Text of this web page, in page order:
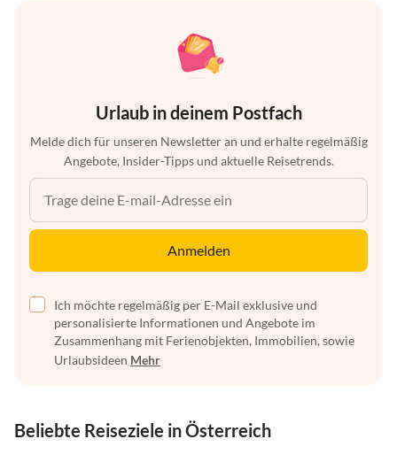
Urlaub in deinem Postfach
Melde dich für unseren Newsletter an und erhalte regelmäßig
Angebote, Insider-Tipps und aktuelle Reisetrends.
Anmelden
Ich möchte regelmäßig per E-Mail exklusive und
personalisierte Informationen und Angebote im
Zusammenhang mit Ferienobjekten, Immobilien, sowie
Urlaubsideen Mehr
Beliebte Reiseziele in Österreich